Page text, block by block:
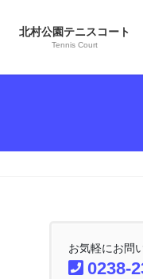
北村公園テニスコート
Tennis Court
お気軽にお問
0238-